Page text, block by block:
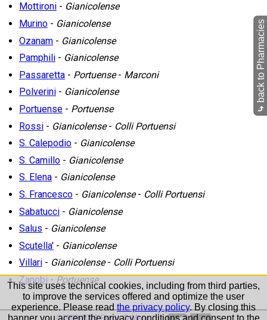
Mottironi - Gianicolense
Murino - Gianicolense
Ozanam - Gianicolense
Pamphili - Gianicolense
Passaretta - Portuense- Marconi
Polverini - Gianicolense
Portuense - Portuense
Rossi - Gianicolense- Colli Portuensi
S. Calepodio - Gianicolense
S. Camillo - Gianicolense
S. Elena - Gianicolense
S. Francesco - Gianicolense- Colli Portuensi
Sabatucci - Gianicolense
Salus - Gianicolense
Scutella' - Gianicolense
Villari - Gianicolense- Colli Portuensi
Zanobi-Portuense
⤷
back to Pharmacies
©1999-2026 Roma-O-Matic
This site uses technical cookies, including from third parties,
to improve the services offered and optimize the user
experience. Please readthe privacy policy. By closing this
banner you accept the privacy conditions and consent to the